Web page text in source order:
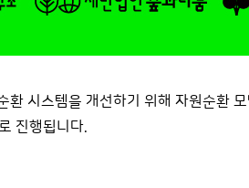
시스템을 개선하기 위해 자원순환
진행됩니다.